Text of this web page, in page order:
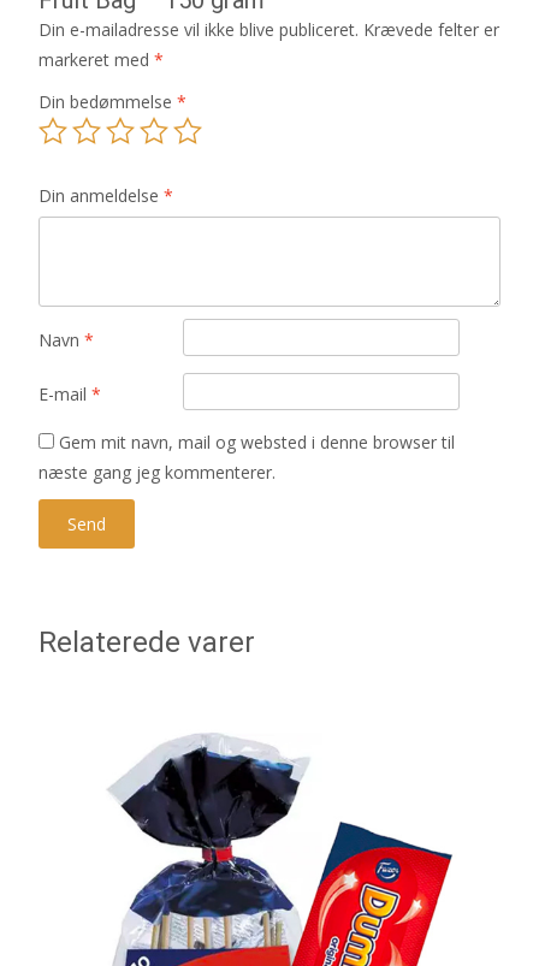
Din e-mailadresse vil ikke blive publiceret. Krævede felter er
markeret med *
Din bedømmelse *
Din anmeldelse *
Navn *
E-mail *
Gem mit navn, mail og websted i denne browser til
næste gang jeg kommenterer.
Relaterede varer